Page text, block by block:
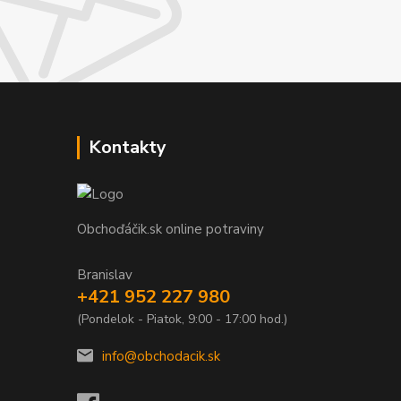
Kontakty
Obchoďáčik.sk online potraviny
Branislav
+421 952 227 980
(Pondelok - Piatok, 9:00 - 17:00 hod.)
info@obchodacik.sk